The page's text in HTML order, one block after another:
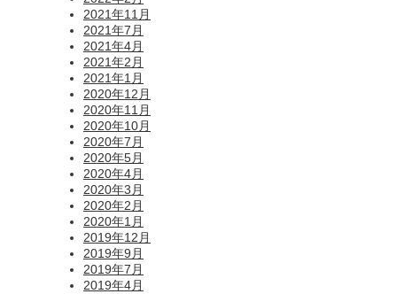
2021年11月
2021年7月
2021年4月
2021年2月
2021年1月
2020年12月
2020年11月
2020年10月
2020年7月
2020年5月
2020年4月
2020年3月
2020年2月
2020年1月
2019年12月
2019年9月
2019年7月
2019年4月